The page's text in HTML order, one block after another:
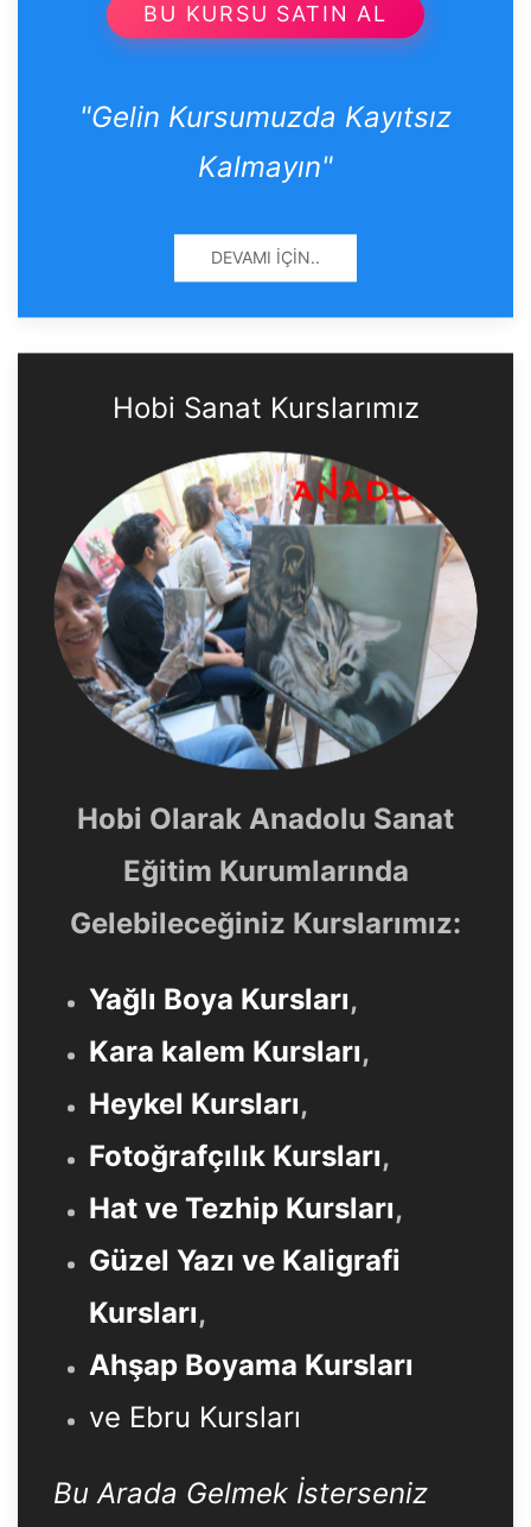
BU KURSU SATIN AL
"Gelin Kursumuzda Kayıtsız
Kalmayın"
DEVAMI İÇIN..
Hobi Sanat Kurslarımız
Hobi Olarak Anadolu Sanat
Eğitim Kurumlarında
Gelebileceğiniz Kurslarımız:
Yağlı Boya Kursları,
Kara kalem Kursları,
Heykel Kursları,
Fotoğrafçılık Kursları,
Hat ve Tezhip Kursları,
Güzel Yazı ve Kaligrafi
Kursları,
Ahşap Boyama Kursları
ve Ebru Kursları
Bu Arada Gelmek İsterseniz